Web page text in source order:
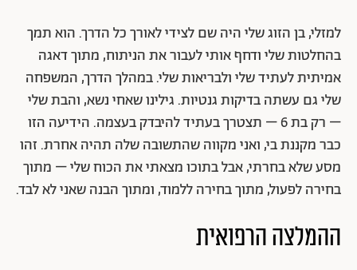
למזלי, בן הזוג שלי היה שם לצידי לאורך כל הדרך. הוא תמך
בהחלטות שלי ודחף אותי לעבור את הניתוח, מתוך דאגה
אמיתית לעתיד שלי ולבריאות שלי. במהלך הדרך, המשפחה
שלי גם עשתה בדיקות גנטיות. גילינו שאחי נשא, והבת שלי
– רק בת 6 – תצטרך בעתיד להיבדק בעצמה. הידיעה הזו
כבר מקננת בי, ואני מקווה שהתשובה שלה תהיה אחרת. זהו
מסע שלא בחרתי, אבל בתוכו מצאתי את הכוח שלי – מתוך
בחירה לפעול, מתוך בחירה ללמוד, ומתוך הבנה שאני לא לבד.
ההמלצה הרפואית